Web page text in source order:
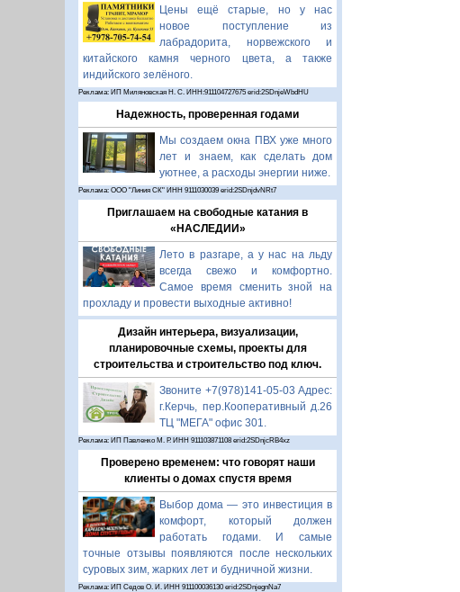
Цены ещё старые, но у нас
новое поступление из
лабрадорита, норвежского и
китайского камня черного цвета, а также
индийского зелёного.
Реклама: ИП Миляновская Н. С. ИНН:911104727675 erid:2SDnjeWbdHU
Надежность, проверенная годами
Мы создаем окна ПВХ уже много
лет и знаем, как сделать дом
уютнее, а расходы энергии ниже.
Реклама: ООО "Линия СК" ИНН 9111030039 erid:2SDnjdvNRt7
Приглашаем на свободные катания в
«НАСЛЕДИИ»
Лето в разгаре, а у нас на льду
всегда свежо и комфортно.
Самое время сменить зной на
прохладу и провести выходные активно!
Дизайн интерьера, визуализации,
планировочные схемы, проекты для
строительства и строительство под ключ.
Звоните +7(978)141-05-03 Адрес:
г.Керчь, пер.Кооперативный д.26
ТЦ "МЕГА" офис 301.
Реклама: ИП Павленко М. Р. ИНН 911103871108 erid:2SDnjcRB4xz
Проверено временем: что говорят наши
клиенты о домах спустя время
Выбор дома — это инвестиция в
комфорт, который должен
работать годами. И самые
точные отзывы появляются после нескольких
суровых зим, жарких лет и будничной жизни.
Реклама: ИП Седов О. И. ИНН 911100036130 erid:2SDnjegnNa7